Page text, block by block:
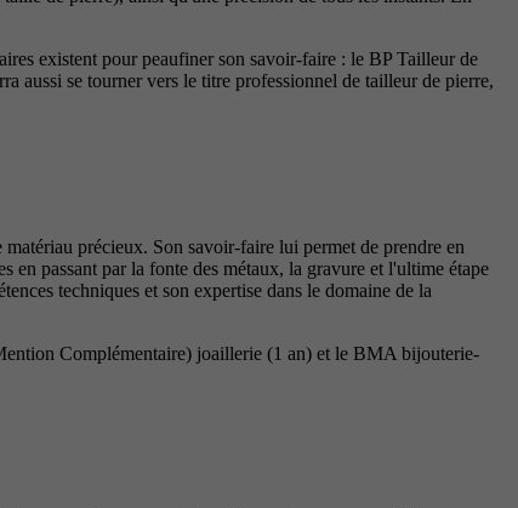
existent pour peaufiner son savoir-faire : le BP Tailleur de
aussi se tourner vers le titre professionnel de tailleur de pierre,
précieux. Son savoir-faire lui permet de prendre en
en passant par la fonte des métaux, la gravure et l'ultime étape
techniques et son expertise dans le domaine de la
Complémentaire) joaillerie (1 an) et le BMA bijouterie-